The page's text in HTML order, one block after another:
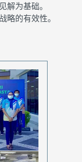
解为基础。
略的有效性。